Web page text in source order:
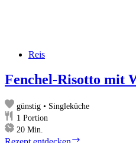
Reis
Fenchel-Risotto mit
günstig • Singleküche
1 Portion
20Minuten
Min.